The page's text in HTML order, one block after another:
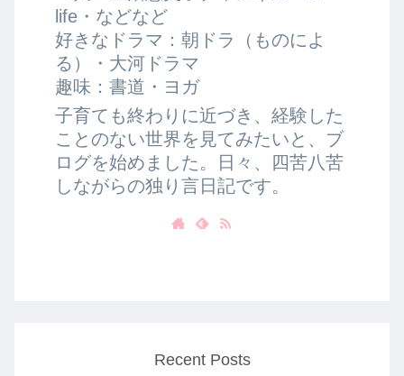
life・などなど
好きなドラマ：朝ドラ（ものによ
る）・大河ドラマ
趣味：書道・ヨガ
子育ても終わりに近づき、経験した
ことのない世界を見てみたいと、ブ
ログを始めました。日々、四苦八苦
しながらの独り言日記です。
Recent Posts